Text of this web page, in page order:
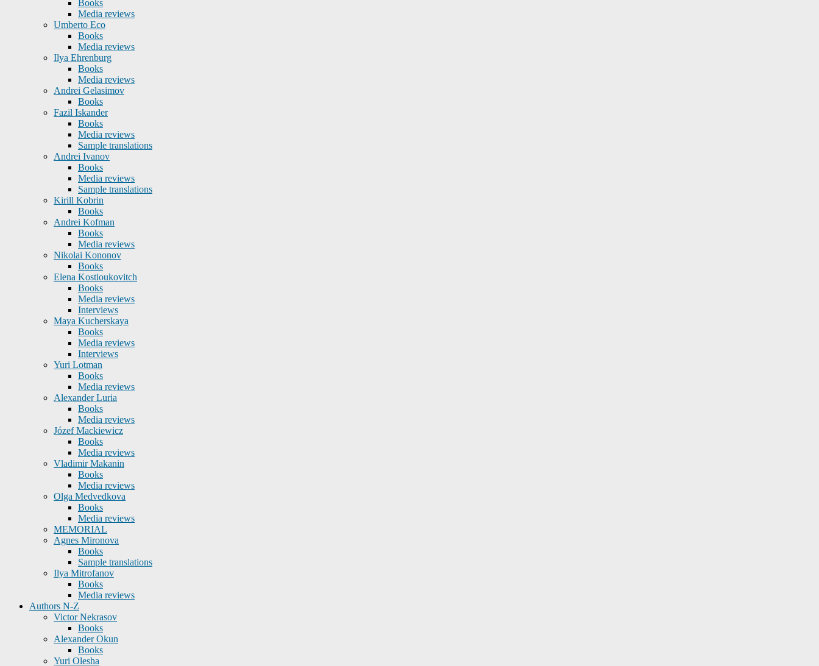
Books
Media reviews
Umberto Eco
Books
Media reviews
Ilya Ehrenburg
Books
Media reviews
Andrei Gelasimov
Books
Fazil Iskander
Books
Media reviews
Sample translations
Andrei Ivanov
Books
Media reviews
Sample translations
Kirill Kobrin
Books
Andrei Kofman
Books
Media reviews
Nikolai Kononov
Books
Elena Kostioukovitch
Books
Media reviews
Interviews
Maya Kucherskaya
Books
Media reviews
Interviews
Yuri Lotman
Books
Media reviews
Alexander Luria
Books
Media reviews
Józef Mackiewicz
Books
Media reviews
Vladimir Makanin
Books
Media reviews
Olga Medvedkova
Books
Media reviews
MEMORIAL
Agnes Mironova
Books
Sample translations
Ilya Mitrofanov
Books
Media reviews
Authors N-Z
Victor Nekrasov
Books
Alexander Okun
Books
Yuri Olesha